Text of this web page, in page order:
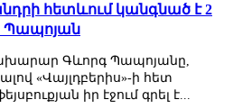
հետևում կանգնած է 2
Պապոյան
Գևորգ Պապոյանը,
«Վայլդբերիս»-ի հետ
իր էջում գրել է...